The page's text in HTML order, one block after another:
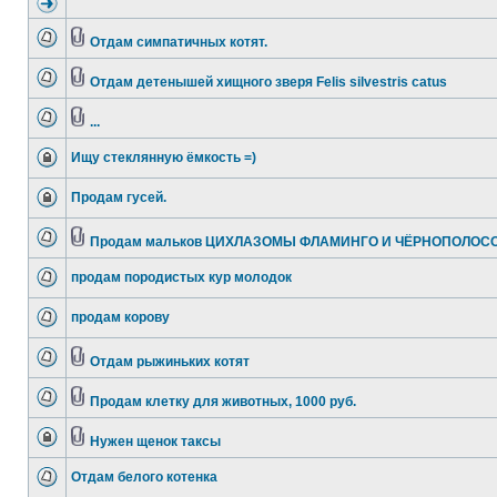
Отдам симпатичных котят.
Отдам детенышей хищного зверя Felis silvestris catus
...
Ищу стеклянную ёмкость =)
Продам гусей.
Продам мальков ЦИХЛАЗОМЫ ФЛАМИНГО И
продам породистых кур молодок
продам корову
Отдам рыжиньких котят
Продам клетку для животных, 1000 руб.
Нужен щенок таксы
Отдам белого котенка